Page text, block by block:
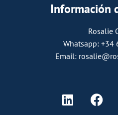
Información
Rosalie
Whatsapp: +34
Email: